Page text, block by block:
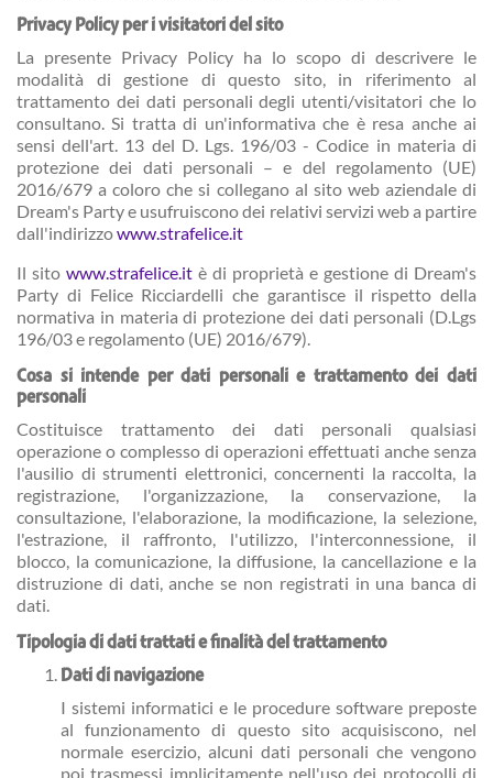
Privacy Policy per i visitatori del sito
La presente Privacy Policy ha lo scopo di descrivere le
modalità di gestione di questo sito, in riferimento al
trattamento dei dati personali degli utenti/visitatori che lo
consultano. Si tratta di un'informativa che è resa anche ai
sensi dell'art. 13 del D. Lgs. 196/03 - Codice in materia di
protezione dei dati personali – e del regolamento (UE)
2016/679 a coloro che si collegano al sito web aziendale di
Dream's Party e usufruiscono dei relativi servizi web a partire
dall'indirizzowww.strafelice.it
Il sito www.strafelice.it è di proprietà e gestione di Dream's
Party di Felice Ricciardelli che garantisce il rispetto della
normativa in materia di protezione dei dati personali (D.Lgs
196/03 e regolamento (UE) 2016/679).
Cosa si intende per dati personali e trattamento dei dati
personali
Costituisce trattamento dei dati personali qualsiasi
operazione o complesso di operazioni effettuati anche senza
l'ausilio di strumenti elettronici, concernenti la raccolta, la
registrazione, l'organizzazione, la conservazione, la
consultazione, l'elaborazione, la modificazione, la selezione,
l'estrazione, il raffronto, l'utilizzo, l'interconnessione, il
blocco, la comunicazione, la diffusione, la cancellazione e la
distruzione di dati, anche se non registrati in una banca di
dati.
Tipologia di dati trattati e finalità del trattamento
Dati di navigazione
I sistemi informatici e le procedure software preposte
al funzionamento di questo sito acquisiscono, nel
normale esercizio, alcuni dati personali che vengono
poi trasmessi implicitamente nell'uso dei protocolli di